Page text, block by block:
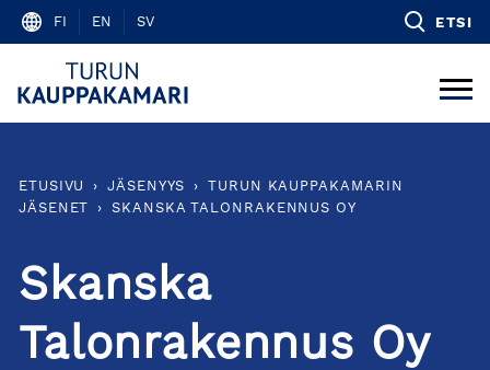
Skip
content
FI EN SV ETSI
ETUSIVU › JÄSENYYS ›
TURUN KAUPPAKAMARIN
JÄSENET
› SKANSKA TALONRAKENNUS OY
Skanska
Talonrakennus Oy